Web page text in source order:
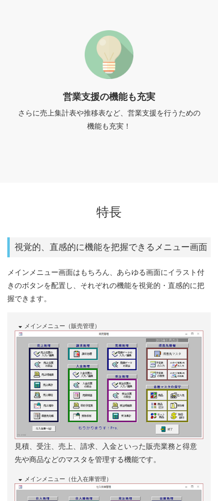
営業支援の機能も充実
さらに売上集計表や推移表など、営業支援を行うための
機能も充実！
特長
視覚的、直感的に機能を把握できるメニュー画面
メインメニュー画面はもちろん、あらゆる画面にイラスト付
きのボタンを配置し、それぞれの機能を視覚的・直感的に把
握できます。
メインメニュー（販売管理）
見積、受注、売上、請求、入金といった販売業務と得意
先や商品などのマスタを管理する機能です。
メインメニュー（仕入在庫管理）